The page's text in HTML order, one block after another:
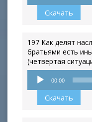
Скачать
197 Как делят
братьями есть
(четвертая
Аудиоплеер
00:00
Скачать